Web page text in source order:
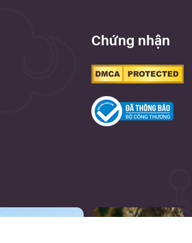
Chứng nhận